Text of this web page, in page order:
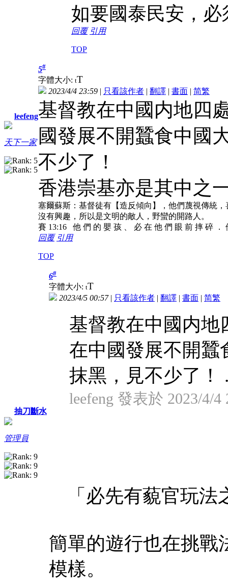
如要國泰民安，
回覆 引用
TOP
leefeng
天下一家
5#
字體大小: tT
2023/4/4 23:59 | 只看該作者 | 翻譯 | 書面 | 简繁
基督教在中國内地四
國發展不開蠶食中國
不少了！
香港崇基亦是其中之
塞爾蘇斯：基督徒有【造反傾向】，他們蔑視傳統
沒有興趣，所以是文明的敵人，野蠻的開路人。
賽 13:16 他 們 的 嬰 孩 、 必 在 他 們 眼 前 摔 碎 ．
回覆 引用
TOP
抽刀斷水
管理員
6#
字體大小: tT
2023/4/5 00:57| 只看該作者 | 翻譯 | 書面 | 简繁
基督教在中國内地
在中國發展不開蠶
抹黑，見不少了！
leefeng 發表於 2023/4/4
「必先有藐官玩法
簡單的遊行也在挑戰
模樣。